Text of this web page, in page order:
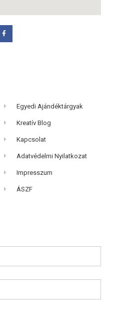
Egyedi Ajándéktárgyak
Kreatív Blog
Kapcsolat
Adatvédelmi Nyilatkozat
Impresszum
ÁSZF